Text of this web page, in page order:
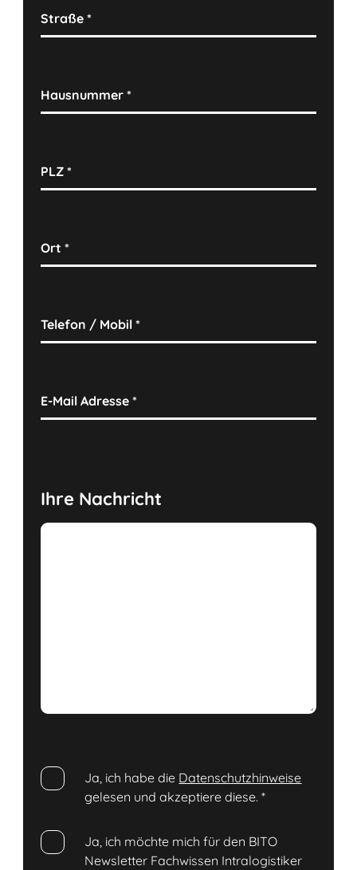
Straße*
Hausnummer*
PLZ*
Ort*
Telefon / Mobil*
E-Mail Adresse*
Ihre Nachricht
Ja, ich habe die Datenschutzhinweise
gelesen und akzeptiere diese.*
Ja, ich möchte mich für den BITO
Newsletter Fachwissen Intralogistiker